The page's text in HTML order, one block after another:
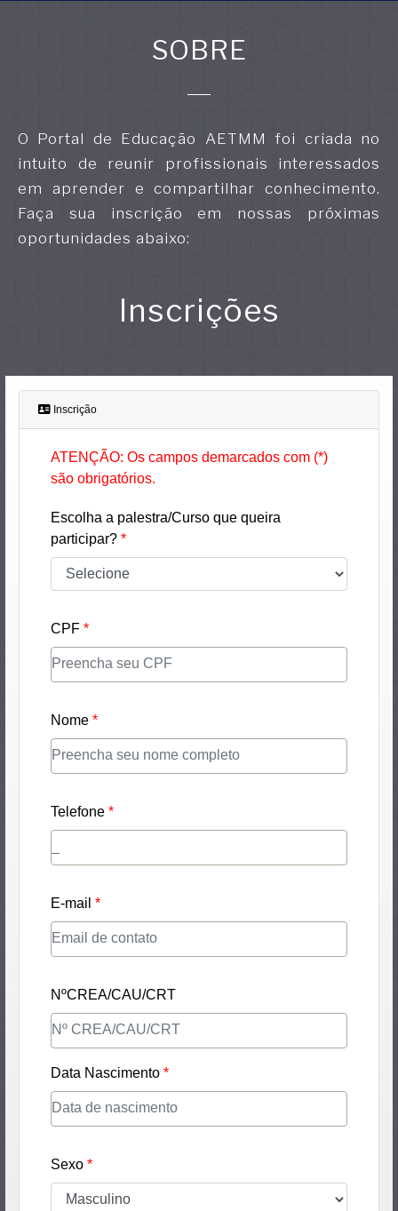
SOBRE
O Portal de Educação AETMM foi criada no
intuito de reunir profissionais interessados
em aprender e compartilhar conhecimento.
Faça sua inscrição em nossas próximas
oportunidades abaixo:
Inscrições